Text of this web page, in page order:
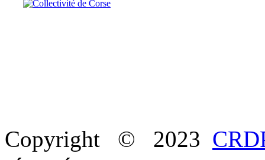
Copyright © 2023